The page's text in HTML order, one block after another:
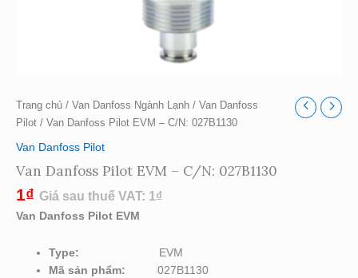
Trang chủ / Van Danfoss Ngành Lạnh / Van Danfoss
Pilot / Van Danfoss Pilot EVM – C/N: 027B1130
Van Danfoss Pilot
Van Danfoss Pilot EVM – C/N: 027B1130
1₫ Giá sau thuế VAT: 1₫
Van Danfoss Pilot EVM
Type:
EVM
Mã sản phẩm:027B1130